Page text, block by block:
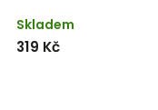
Skladem
319 Kč